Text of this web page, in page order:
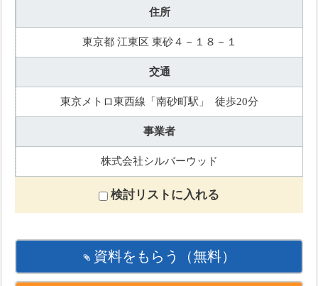
住所
東京都 江東区 東砂４－１８－１
交通
東京メトロ東西線「南砂町駅」 徒歩20分
事業者
株式会社シルバーウッド
検討リストに入れる
資料をもらう （無料）